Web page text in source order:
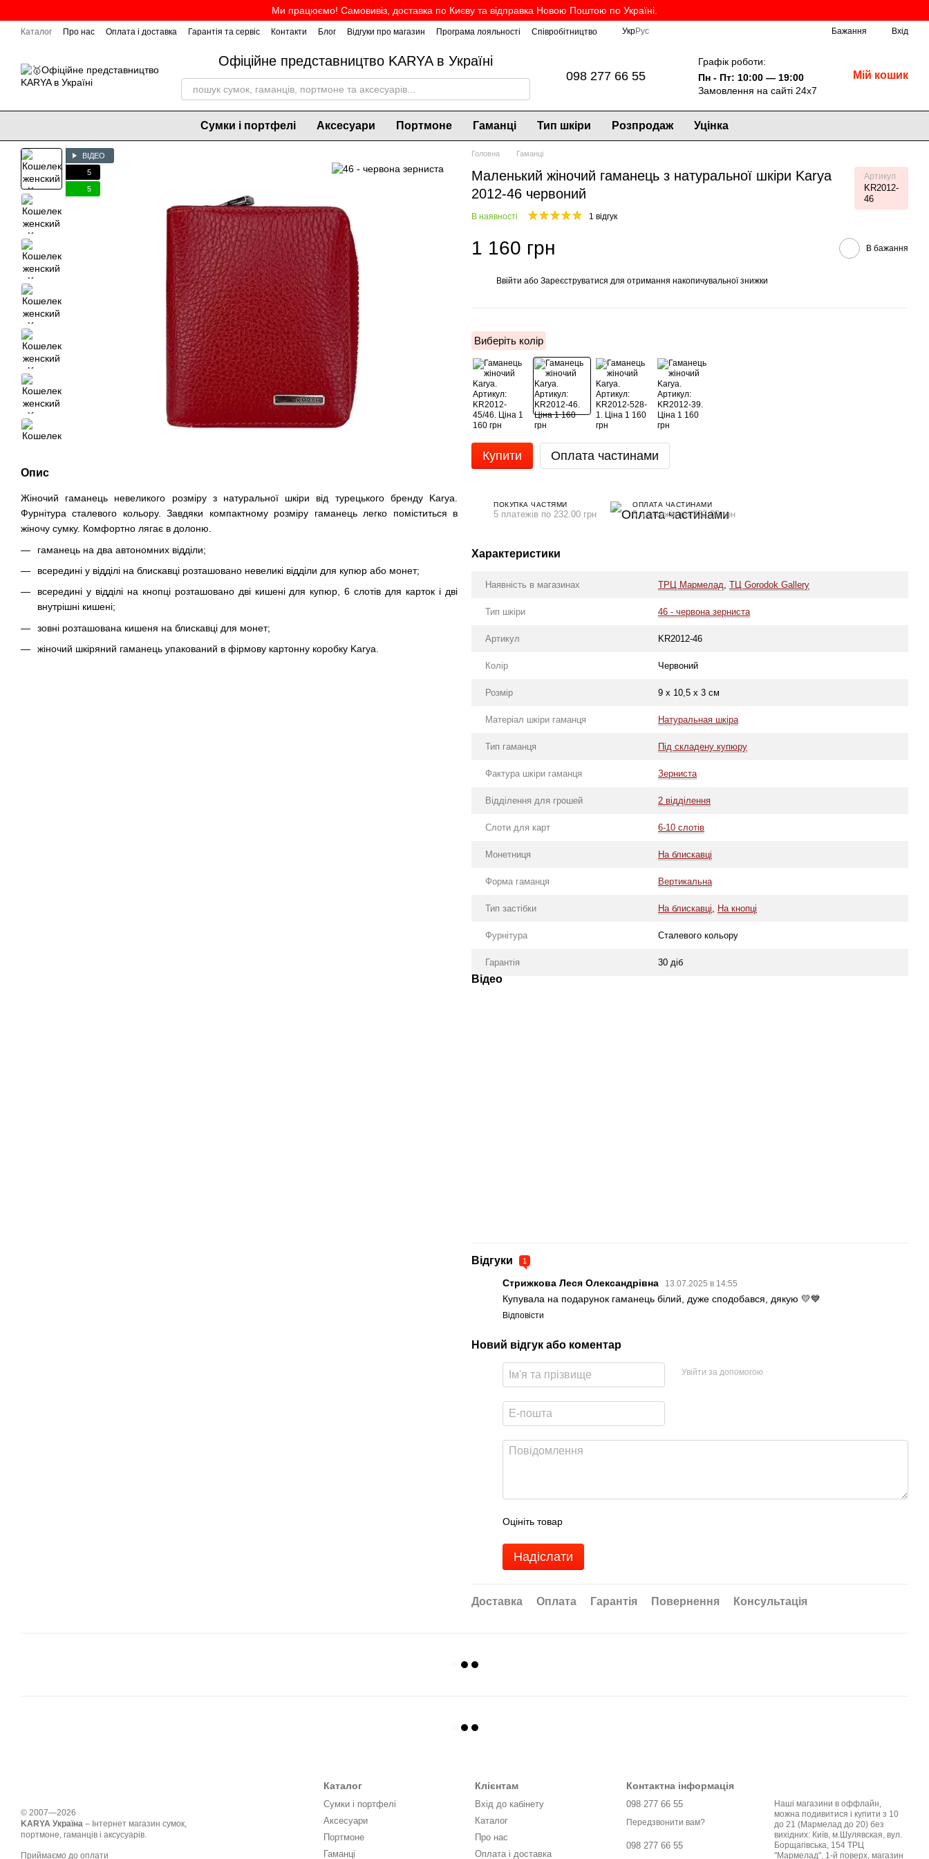
Ми працюємо! Самовивіз, доставка по Києву та відправка Новою Поштою по Україні.
Каталог Про нас Оплата і доставка Гарантія та сервіс Контакти Блог Відгуки про магазин Програма лояльності Співробітництво УкрРус Бажання Вхід
Офіційне представництво KARYA в Україні
098 277 66 55
Графік роботи:
Пн - Пт: 10:00 — 19:00
Замовлення на сайті 24х7
Мій кошик
Сумки і портфелі Аксесуари Портмоне Гаманці Тип шкіри Розпродаж Уцінка
ВІДЕО
5
5
Опис
Жіночий гаманець невеликого розміру з натуральної шкіри від турецького бренду Karya.
Фурнітура сталевого кольору. Завдяки компактному розміру гаманець легко поміститься в
жіночу сумку. Комфортно лягає в долоню.
гаманець на два автономних відділи;
всередині у відділі на блискавці розташовано невеликі відділи для купюр або монет;
всередині у відділі на кнопці розташовано дві кишені для купюр, 6 слотів для карток і дві
внутрішні кишені;
зовні розташована кишеня на блискавці для монет;
жіночий шкіряний гаманець упакований в фірмову картонну коробку Karya.
Головна Гаманці
Маленький жіночий гаманець з натуральної шкіри Karya
2012-46 червоний
Артикул
KR2012-
46
В наявності 1 відгук
1 160 грн В бажання
Ввійти або Зареєструватися для отримання накопичувальної знижки
Виберіть колір
Купити Оплата частинами
ПОКУПКА ЧАСТЯМИ
5 платежів по 232.00 грн
ОПЛАТА ЧАСТИНАМИ
5 платежів по 232.00 грн
Характеристики
Наявність в магазинах ТРЦ Мармелад, ТЦ Gorodok Gallery
Тип шкіри 46 - червона зерниста
Артикул KR2012-46
Колір Червоний
Розмір 9 х 10,5 х 3 см
Матеріал шкіри гаманця Натуральная шкіра
Тип гаманця Під складену купюру
Фактура шкіри гаманця Зерниста
Відділення для грошей 2 відділення
Слоти для карт 6-10 слотів
Монетниця На блискавці
Форма гаманця Вертикальна
Тип застібки На блискавці, На кнопці
Фурнітура Сталевого кольору
Гарантія 30 діб
Відео
Відгуки 1
Стрижкова Леся Олександрівна 13.07.2025 в 14:55
Купувала на подарунок гаманець білий, дуже сподобався, дякую 💛💙
Відповісти
Новий відгук або коментар
Увійти за допомогою
Оцініть товар
Надіслати
Доставка Оплата Гарантія Повернення Консультація
© 2007—2026
KARYA Україна – Інтернет магазин сумок,
портмоне, гаманців і аксусуарів.
Приймаємо до оплати
Каталог
Сумки і портфелі
Аксесуари
Портмоне
Гаманці
Клієнтам
Вхід до кабінету
Каталог
Про нас
Оплата і доставка
Контактна інформація
098 277 66 55
Передзвонити вам?
098 277 66 55
Наші магазини в оффлайн,
можна подивитися і купити з 10
до 21 (Мармелад до 20) без
вихідних: Київ, м.Шулявская, вул.
Борщагівська, 154 ТРЦ
"Мармелад", 1-й поверх, магазин